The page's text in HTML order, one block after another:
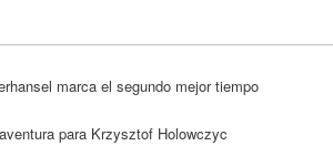
marca el segundo mejor tiempo
para Krzysztof Holowczyc